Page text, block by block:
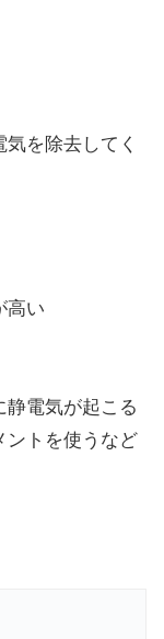
を除去してく
高い
静電気が起こる
ントを使うなど